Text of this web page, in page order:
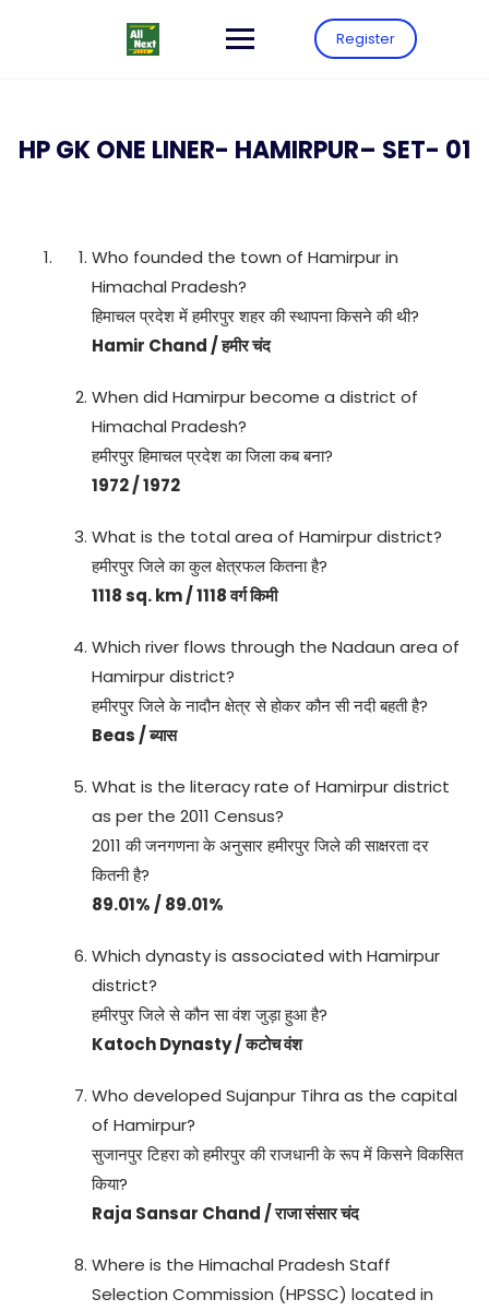
Register
HP GK ONE LINER- HAMIRPUR– SET- 01
Who founded the town of Hamirpur in
Himachal Pradesh?
हिमाचल प्रदेश में हमीरपुर शहर की स्थापना किसने की थी?
Hamir Chand / हमीर चंद
When did Hamirpur become a district of
Himachal Pradesh?
हमीरपुर हिमाचल प्रदेश का जिला कब बना?
1972 / 1972
What is the total area of Hamirpur district?
हमीरपुर जिले का कुल क्षेत्रफल कितना है?
1118 sq. km / 1118 वर्ग किमी
Which river flows through the Nadaun area of
Hamirpur district?
हमीरपुर जिले के नादौन क्षेत्र से होकर कौन सी नदी बहती है?
Beas / ब्यास
What is the literacy rate of Hamirpur district
as per the 2011 Census?
2011 की जनगणना के अनुसार हमीरपुर जिले की साक्षरता दर
कितनी है?
89.01% / 89.01%
Which dynasty is associated with Hamirpur
district?
हमीरपुर जिले से कौन सा वंश जुड़ा हुआ है?
Katoch Dynasty / कटोच वंश
Who developed Sujanpur Tihra as the capital
of Hamirpur?
सुजानपुर टिहरा को हमीरपुर की राजधानी के रूप में किसने विकसित
किया?
Raja Sansar Chand / राजा संसार चंद
Where is the Himachal Pradesh Staff
Selection Commission (HPSSC) located in